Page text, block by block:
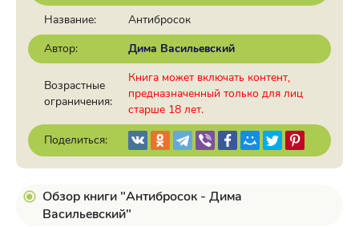
Название:
Антибросок
Автор:
Дима Васильевский
Возрастные
ограничения:
Книга может включать контент,
предназначенный только для лиц
старше 18 лет.
Поделиться:
Обзор книги "Антибросок - Дима
Васильевский"